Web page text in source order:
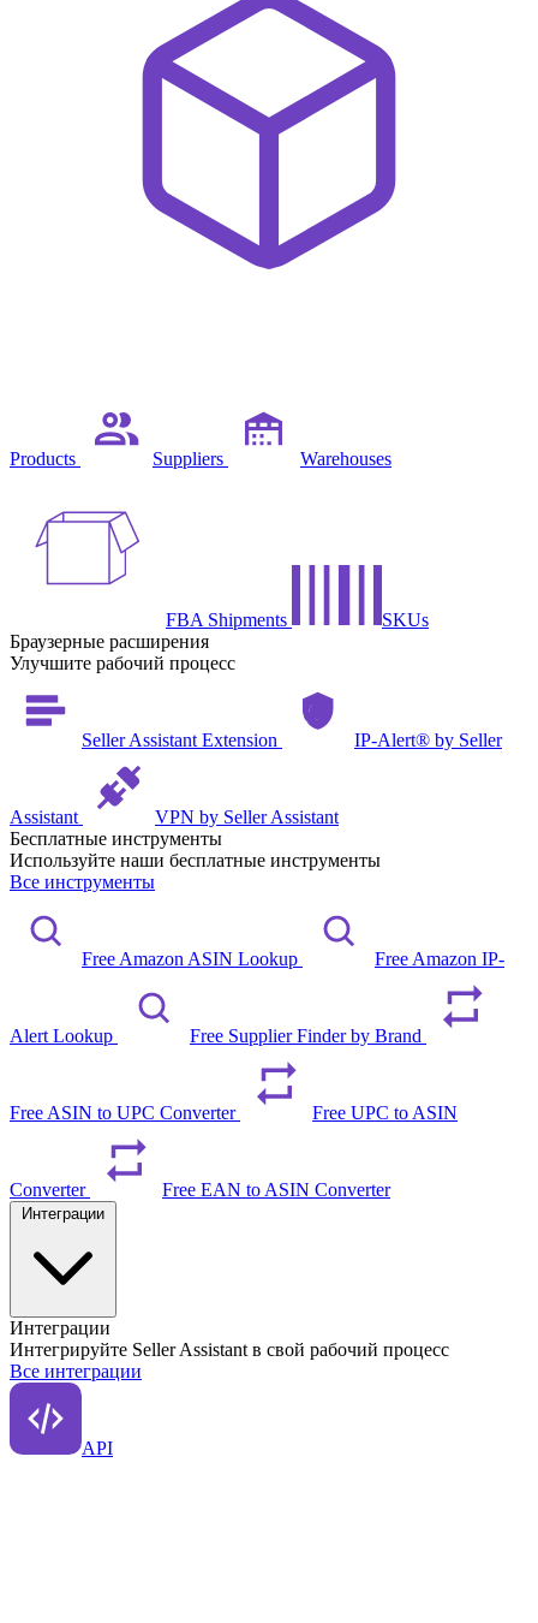
Products Suppliers Warehouses
FBA Shipments
SKUs
Браузерные расширения
Улучшите рабочий процесс
Seller Assistant Extension IP-Alert® by Seller
Assistant
VPN by Seller Assistant
Бесплатные инструменты
Используйте наши бесплатные инструменты
Все инструменты
Free Amazon ASIN Lookup Free Amazon IP-
Alert Lookup Free Supplier Finder by Brand
Free ASIN to UPC Converter Free UPC to ASIN
Converter Free EAN to ASIN Converter
Интеграции
Интегрируйте Seller Assistant в свой рабочий процесс
Все интеграции
API